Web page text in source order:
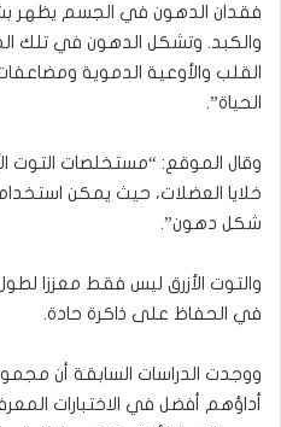
فقدان الدهون في الجسم يظهر
والكبد. وتشكل الدهون في تلك
القلب والأوعية الدموية
الحياة”.
وقال الموقع: “مستخلصات التوت
خلايا العضلات، حيث يمكن
شكل دهون”.
والتوت الأزرق ليس فقط معززا
في الحفاظ على ذاكرة حادة.
ووجدت الدراسات السابقة أن
أداؤهم أفضل في الاختبارات